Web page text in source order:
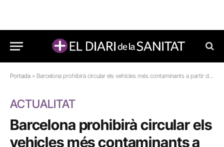
Portada » Barcelona prohibirà circular els vehicles més contaminants a partir del 2020
ACTUALITAT
Barcelona prohibirà circular els
vehicles més contaminants a